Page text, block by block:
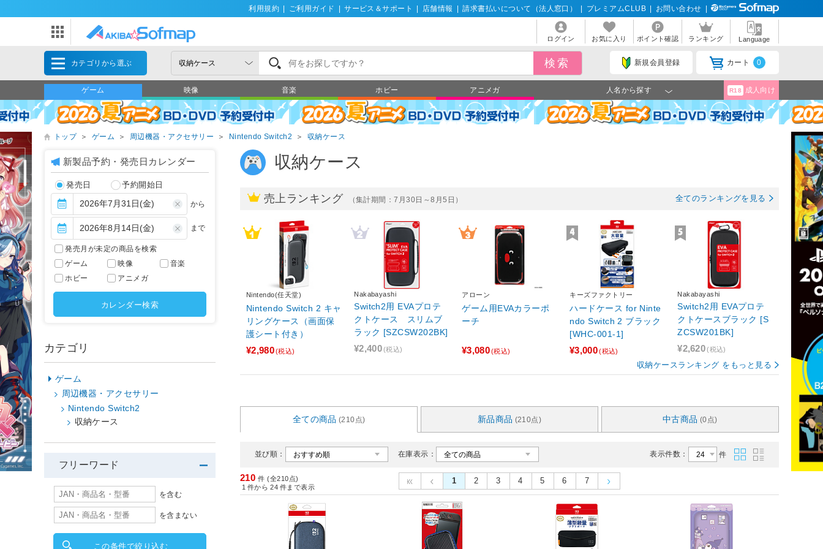
利用規約 ご利用ガイド サービス＆サポート 店舗情報 請求書払いについて（法人窓口） プレミアムCLUB お問い合わせ
ログイン お気に入り ポイント確認 ランキング Language
カテゴリから選ぶ 新規会員登録 カート 0
ゲーム 映像 音楽 ホビー アニメガ 人名から探す R18 成人向け
トップ ＞ ゲーム ＞ 周辺機器・アクセサリー ＞ Nintendo Switch2 ＞ 収納ケース
収納ケース
売上ランキング （集計期間：7月30日～8月5日） 全てのランキングを見る
Nintendo(任天堂)
Nintendo Switch 2 キャ
リングケース（画面保
護シート付き）
¥2,980(税込)
Nakabayashi
Switch2用 EVAプロテ
クトケース スリムブ
ラック [SZCSW202BK]
¥2,400(税込)
アローン
ゲーム用EVAカラーポ
ーチ
¥3,080(税込)
キーズファクトリー
ハードケース for Ninte
ndo Switch 2 ブラック
[WHC-001-1]
¥3,000(税込)
Nakabayashi
Switch2用 EVAプロテ
クトケースブラック [S
ZCSW201BK]
¥2,620(税込)
収納ケースランキング をもっと見る
全ての商品 (210点) 新品商品 (210点) 中古商品 (0点)
並び順： 在庫表示： 表示件数： 件
210 件 (全210点)
1 件から 24 件まで表示
1 2 3 4 5 6 7
新製品予約・発売日カレンダー
発売日 予約開始日
から
まで
発売月が未定の商品を検索
ゲーム
映像
音楽
ホビー
アニメガ
カレンダー検索
カテゴリ
ゲーム
周辺機器・アクセサリー
Nintendo Switch2
収納ケース
フリーワード
を含む
を含まない
この条件で絞り込む